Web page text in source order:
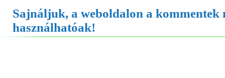
Sajnáljuk, a weboldalon a kommentek
használhatóak!